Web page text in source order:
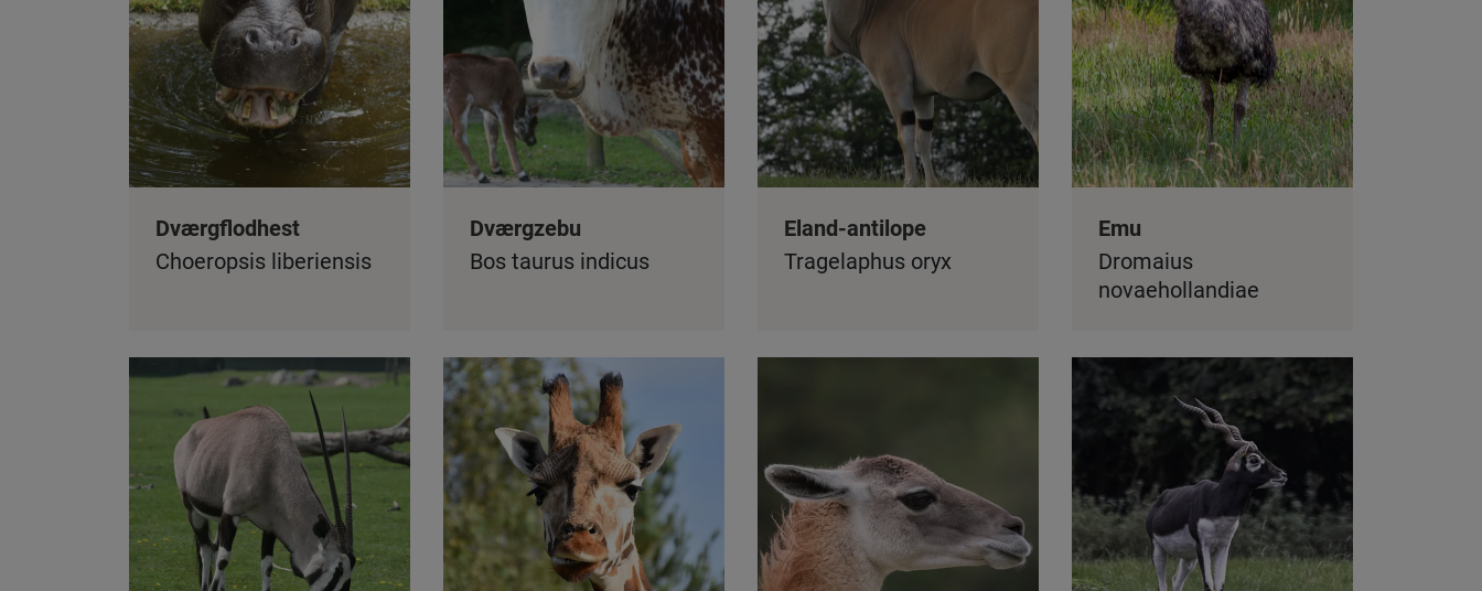
Dværgflodhest
Choeropsis liberiensis
Dværgzebu
Bos taurus indicus
Eland-antilope
Tragelaphus oryx
Emu
Dromaius
novaehollandiae